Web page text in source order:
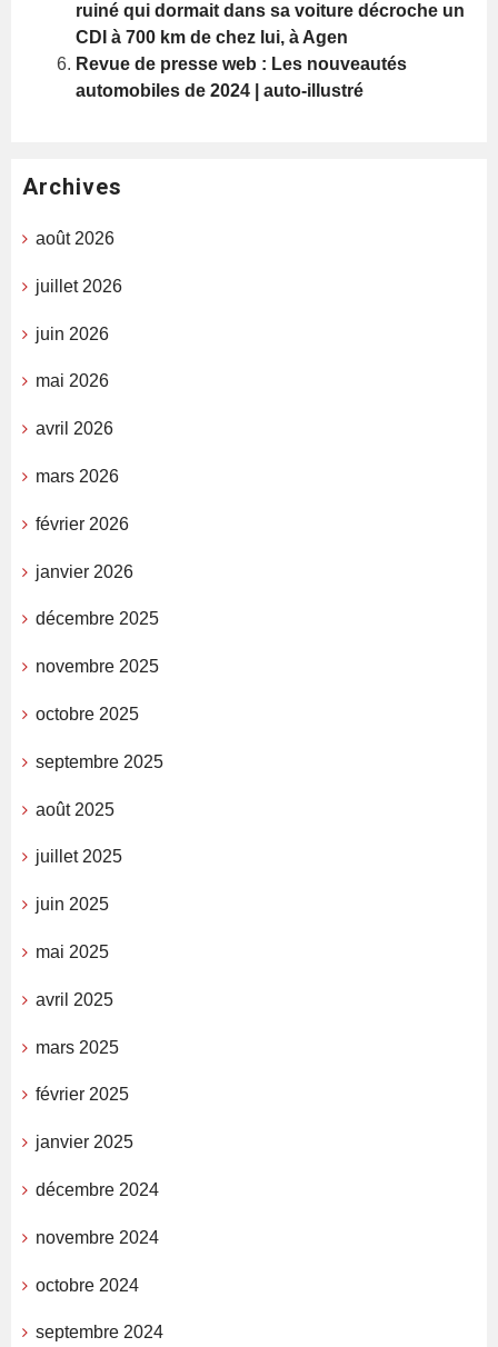
ruiné qui dormait dans sa voiture décroche un
CDI à 700 km de chez lui, à Agen
Revue de presse web : Les nouveautés
automobiles de 2024 | auto-illustré
Archives
août 2026
juillet 2026
juin 2026
mai 2026
avril 2026
mars 2026
février 2026
janvier 2026
décembre 2025
novembre 2025
octobre 2025
septembre 2025
août 2025
juillet 2025
juin 2025
mai 2025
avril 2025
mars 2025
février 2025
janvier 2025
décembre 2024
novembre 2024
octobre 2024
septembre 2024